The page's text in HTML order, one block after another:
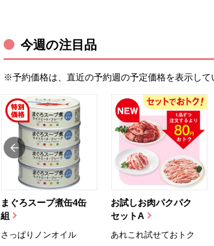
今週の注目品
※予約価格は、直近の予約週の予定価格を表示して
まぐろスープ煮缶4缶
組
さっぱりノンオイル
お試しお肉パクパク
セットA
あれこれ試せておトク